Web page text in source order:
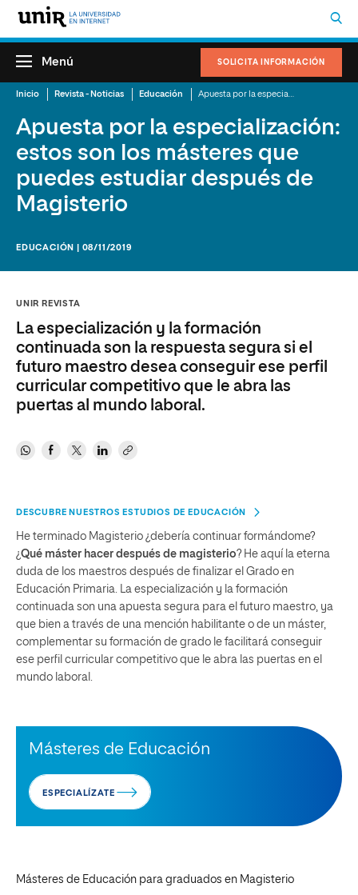
SOLICITA INFORMACIÓN
Menú
Inicio Revista - Noticias Educación
Apuesta por la especialización:
estos son los másteres que
puedes estudiar después de
Magisterio
EDUCACIÓN | 08/11/2019
UNIR REVISTA
La especialización y la formación
continuada son la respuesta segura si el
futuro maestro desea conseguir ese perfil
curricular competitivo que le abra las
puertas al mundo laboral.
DESCUBRE NUESTROS ESTUDIOS DE EDUCACIÓN
He terminado Magisterio ¿debería continuar formándome?
¿Qué máster hacer después de magisterio? He aquí la eterna
duda de los maestros después de finalizar el Grado en
Educación Primaria. La especialización y la formación
continuada son una apuesta segura para el futuro maestro, ya
que bien a través de una mención habilitante o de un máster,
complementar su formación de grado le facilitará conseguir
ese perfil curricular competitivo que le abra las puertas en el
mundo laboral.
Másteres de Educación
ESPECIALÍZATE
Másteres de Educación para graduados en Magisterio